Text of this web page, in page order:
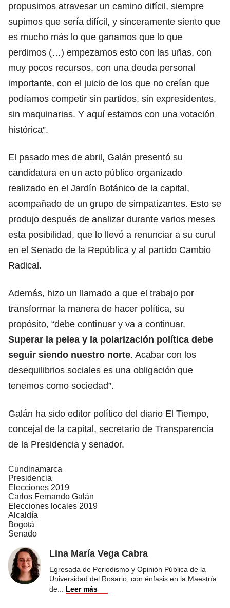
propusimos atravesar un camino difícil, siempre
supimos que sería difícil, y sinceramente siento que
es mucho más lo que ganamos que lo que
perdimos (…) empezamos esto con las uñas, con
muy pocos recursos, con una deuda personal
importante, con el juicio de los que no creían que
podíamos competir sin partidos, sin expresidentes,
sin maquinarias. Y aquí estamos con una votación
histórica”.
El pasado mes de abril, Galán presentó su
candidatura en un acto público organizado
realizado en el Jardín Botánico de la capital,
acompañado de un grupo de simpatizantes. Esto se
produjo después de analizar durante varios meses
esta posibilidad, que lo llevó a renunciar a su curul
en el Senado de la República y al partido Cambio
Radical.
Además, hizo un llamado a que el trabajo por
transformar la manera de hacer política, su
propósito, “debe continuar y va a continuar.
Superar la pelea y la polarización política debe
seguir siendo nuestro norte. Acabar con los
desequilibrios sociales es una obligación que
tenemos como sociedad”.
Galán ha sido editor político del diario El Tiempo,
concejal de la capital, secretario de Transparencia
de la Presidencia y senador.
Cundinamarca
Presidencia
Elecciones 2019
Carlos Fernando Galán
Elecciones locales 2019
Alcaldía
Bogotá
Senado
Lina María Vega Cabra
Egresada de Periodismo y Opinión Pública de la
Universidad del Rosario, con énfasis en la Maestría
de
Leer más